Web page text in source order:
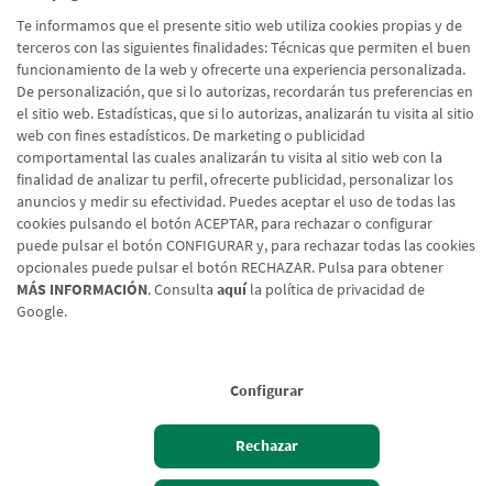
Te informamos que el presente sitio web utiliza cookies propias y de
terceros con las siguientes finalidades: Técnicas que permiten el buen
funcionamiento de la web y ofrecerte una experiencia personalizada.
De personalización, que si lo autorizas, recordarán tus preferencias en
el sitio web. Estadísticas, que si lo autorizas, analizarán tu visita al sitio
web con fines estadísticos. De marketing o publicidad
comportamental las cuales analizarán tu visita al sitio web con la
finalidad de analizar tu perfil, ofrecerte publicidad, personalizar los
anuncios y medir su efectividad. Puedes aceptar el uso de todas las
cookies pulsando el botón ACEPTAR, para rechazar o configurar
puede pulsar el botón CONFIGURAR y, para rechazar todas las cookies
opcionales puede pulsar el botón RECHAZAR. Pulsa para obtener
MÁS INFORMACIÓN. Consulta aquíla política de privacidad de
Google.
Configurar
Rechazar
Aviso legal